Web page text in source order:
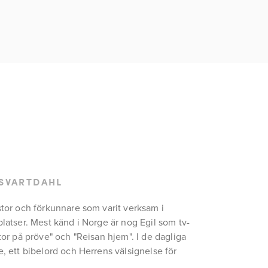
och förkunnare som varit verksam i
Mest känd i Norge är nog Egil som tv-
på pröve" och "Reisan hjem". I de dagliga
ett bibelord och Herrens välsignelse för